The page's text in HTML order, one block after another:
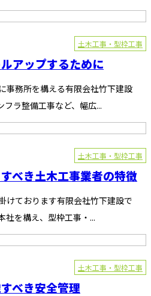
土木工事・型枠工事
アップするために
事務所を構える有限会社竹下建設
ラ整備工事など、幅広...
土木工事・型枠工事
べき土木工事業者の特徴
けております有限会社竹下建設で
社を構え、型枠工事・...
土木工事・型枠工事
べき安全管理